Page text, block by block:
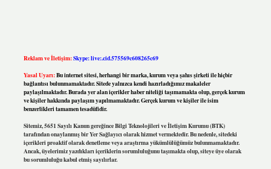
Reklam ve İletişim:Skype: live:.cid.575569c608265c69
Yasal Uyarı:Bu internet sitesi, herhangi bir marka, kurum veya şahıs şirketi ile hiçbir
bağlantısı bulunmamaktadır. Sitede yalnızca kendi hazırladığımız makaleler
paylaşılmaktadır. Burada yer alan içerikler haber niteliği taşımamakta olup, gerçek kurum
ve kişiler hakkında paylaşım yapılmamaktadır. Gerçek kurum ve kişiler ile isim
benzerlikleri tamamen tesadüfidir.
Sitemiz, 5651 Sayılı Kanun gereğince Bilgi Teknolojileri ve İletişim Kurumu (BTK)
tarafından onaylanmış bir Yer Sağlayıcı olarak hizmet vermektedir. Bu nedenle, sitedeki
içerikleri proaktif olarak denetleme veya araştırma yükümlülüğümüz bulunmamaktadır.
Ancak, üyelerimiz yazdıkları içeriklerin sorumluluğunu taşımakta olup, siteye üye olarak
bu sorumluluğu kabul etmiş sayılırlar.